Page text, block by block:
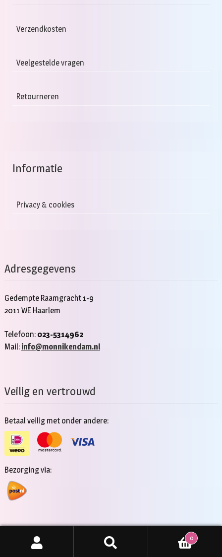
Verzendkosten
Veelgestelde vragen
Retourneren
Informatie
Privacy & cookies
Adresgegevens
Gedempte Raamgracht 1-9
2011 WE Haarlem
Telefoon: 023-5314962
Mail: info@monnikendam.nl
Veilig en vertrouwd
Betaal veilig met onder andere:
Bezorging via:
Copyright 2026 - Jan Monnikendam
ZOEKEN
0